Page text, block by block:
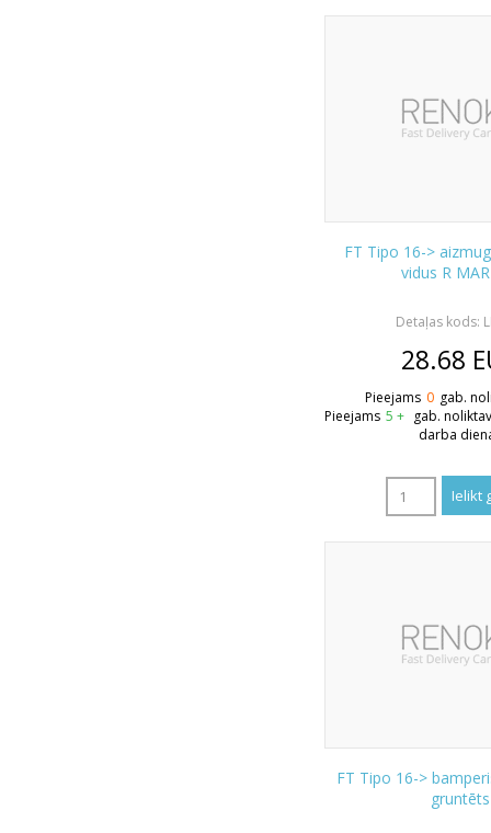
FT Tipo 16->
vidus R
Detaļas kods:
28.68
Pieejams 0 gab.
Pieejams 5 + gab.
darba
FT Tipo 16->
gruntēts